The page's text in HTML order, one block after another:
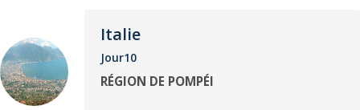
Italie
Jour10
RÉGION DE POMPÉI